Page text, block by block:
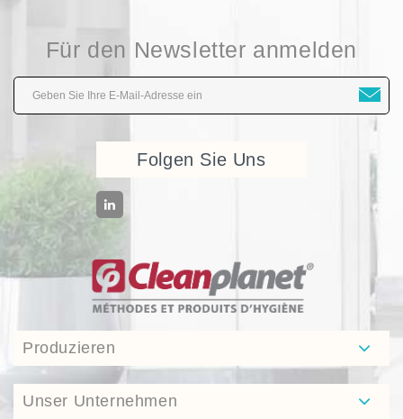
Für den Newsletter anmelden
Folgen Sie Uns
Produzieren
Unser Unternehmen